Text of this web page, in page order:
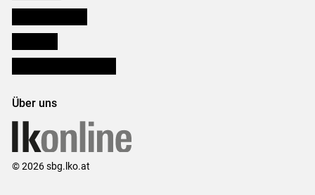
Über uns
© 2026 sbg.lko.at